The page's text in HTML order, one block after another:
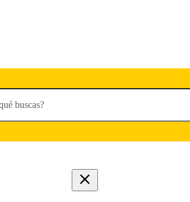
buscas?